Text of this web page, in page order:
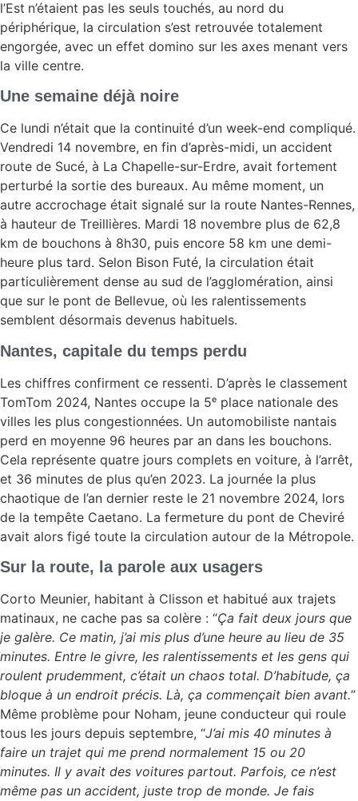
l’Est n’étaient pas les seuls touchés, au nord du
périphérique, la circulation s’est retrouvée totalement
engorgée, avec un effet domino sur les axes menant vers
la ville centre.
Une semaine déjà noire
Ce lundi n’était que la continuité d’un week-end compliqué.
Vendredi 14 novembre, en fin d’après-midi, un accident
route de Sucé, à La Chapelle-sur-Erdre, avait fortement
perturbé la sortie des bureaux. Au même moment, un
autre accrochage était signalé sur la route Nantes-Rennes,
à hauteur de Treillières. Mardi 18 novembre plus de 62,8
km de bouchons à 8h30, puis encore 58 km une demi-
heure plus tard. Selon Bison Futé, la circulation était
particulièrement dense au sud de l’agglomération, ainsi
que sur le pont de Bellevue, où les ralentissements
semblent désormais devenus habituels.
Nantes, capitale du temps perdu
Les chiffres confirment ce ressenti. D’après le classement
TomTom 2024, Nantes occupe la 5ᵉ place nationale des
villes les plus congestionnées. Un automobiliste nantais
perd en moyenne 96 heures par an dans les bouchons.
Cela représente quatre jours complets en voiture, à l’arrêt,
et 36 minutes de plus qu’en 2023. La journée la plus
chaotique de l’an dernier reste le 21 novembre 2024, lors
de la tempête Caetano. La fermeture du pont de Cheviré
avait alors figé toute la circulation autour de la Métropole.
Sur la route, la parole aux usagers
Corto Meunier, habitant à Clisson et habitué aux trajets
matinaux, ne cache pas sa colère : “Ça fait deux jours que
je galère. Ce matin, j’ai mis plus d’une heure au lieu de 35
minutes. Entre le givre, les ralentissements et les gens qui
roulent prudemment, c’était un chaos total. D’habitude, ça
bloque à un endroit précis. Là, ça commençait bien avant.”
Même problème pour Noham, jeune conducteur qui roule
tous les jours depuis septembre, “J’ai mis 40 minutes à
faire un trajet qui me prend normalement 15 ou 20
minutes. Il y avait des voitures partout. Parfois, ce n’est
même pas un accident, juste trop de monde. Je fais